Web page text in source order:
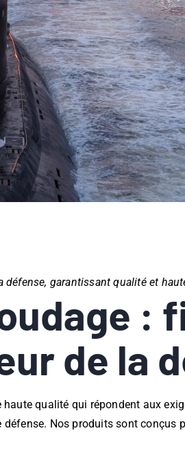
garantissant qualité et
:
de la
qualité qui répondent aux
Nos produits sont